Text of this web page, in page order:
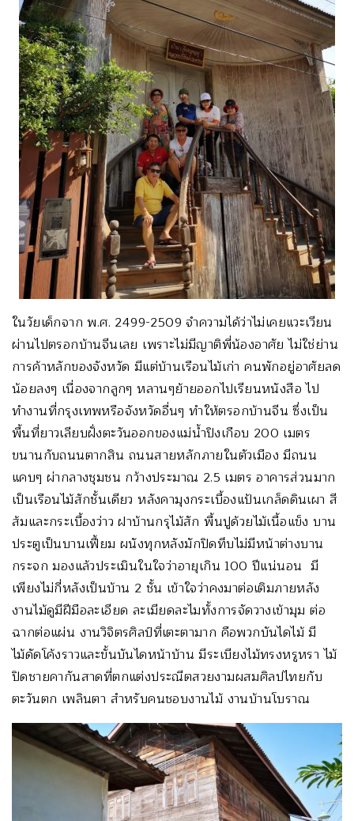
ในวัยเด็กจาก พ.ศ. 2499-2509 จำความได้ว่าไม่เคยแวะเวียน
ผ่านไปตรอกบ้านจีนเลย เพราะไม่มีญาติพี่น้องอาศัย ไม่ใช่ย่าน
การค้าหลักของจังหวัด มีแต่บ้านเรือนไม้เก่า คนพักอยู่อาศัยลด
น้อยลงๆ เนื่องจากลูกๆ หลานๆย้ายออกไปเรียนหนังสือ ไป
ทำงานที่กรุงเทพหรือจังหวัดอื่นๆ ทำให้ตรอกบ้านจีน ซึ่งเป็น
พื้นที่ยาวเลียบฝั่งตะวันออกของแม่น้ำปิงเกือบ 200 เมตร
ขนานกับถนนตากสิน ถนนสายหลักภายในตัวเมือง มีถนน
แคบๆ ผ่ากลางชุมชน กว้างประมาณ 2.5 เมตร อาคารส่วนมาก
เป็นเรือนไม้สักชั้นเดียว หลังคามุงกระเบื้องแป้นเกล็ดดินเผา สี
ส้มและกระเบื้องว่าว ฝาบ้านกรุไม้สัก พื้นปูด้วยไม้เนื้อแข็ง บาน
ประตูเป็นบานเฟี้ยม ผนังทุกหลังมักปิดทึบไม่มีหน้าต่างบาน
กระจก มองแล้วประเมินในใจว่าอายุเกิน 100 ปีแน่นอน มี
เพียงไม่กี่หลังเป็นบ้าน 2 ชั้น เข้าใจว่าคงมาต่อเติมภายหลัง
งานไม้ดูมีฝีมือละเอียด ละเมียดละไมทั้งการจัดวางเข้ามุม ต่อ
ฉากต่อแผ่น งานวิจิตรศิลป์ที่เตะตามาก คือพวกบันไดไม้ มี
ไม้ดัดโค้งราวและขั้นบันไดหน้าบ้าน มีระเบียงไม้ทรงหรูหรา ไม้
ปิดชายคากันสาดที่ตกแต่งประณีตสวยงามผสมศิลปไทยกับ
ตะวันตก เพลินตา สำหรับคนชอบงานไม้ งานบ้านโบราณ